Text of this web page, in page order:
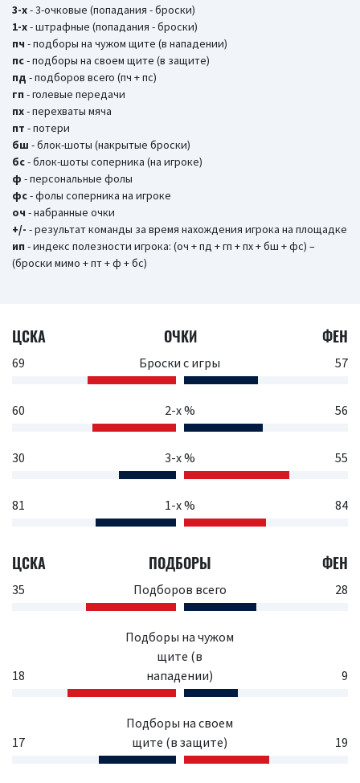
3-х- 3-очковые (попадания - броски)
1-х- штрафные (попадания - броски)
пч - подборы на чужом щите (в нападении)
пс- подборы на своем щите (в защите)
пд - подборов всего (пч + пс)
гп - голевые передачи
пх- перехваты мяча
пт - потери
бш - блок-шоты (накрытые броски)
бc- блок-шоты соперника (на игроке)
ф - персональные фолы
фс- фолы соперника на игроке
оч - набранные очки
+/- - результат команды за время нахождения игрока на площадке
ип - индекс полезности игрока: (оч + пд + гп + пх + бш + фс) –
(броски мимо + пт + ф + бс)
ЦСКА ОЧКИ ФЕН
69 Броски с игры 57
60 2-х % 56
30 3-х % 55
81 1-х % 84
ЦСКА ПОДБОРЫ ФЕН
35 Подборов всего 28
18
Подборы на чужом
щите (в
нападении)
9
17
Подборы на своем
щите (в защите)
19